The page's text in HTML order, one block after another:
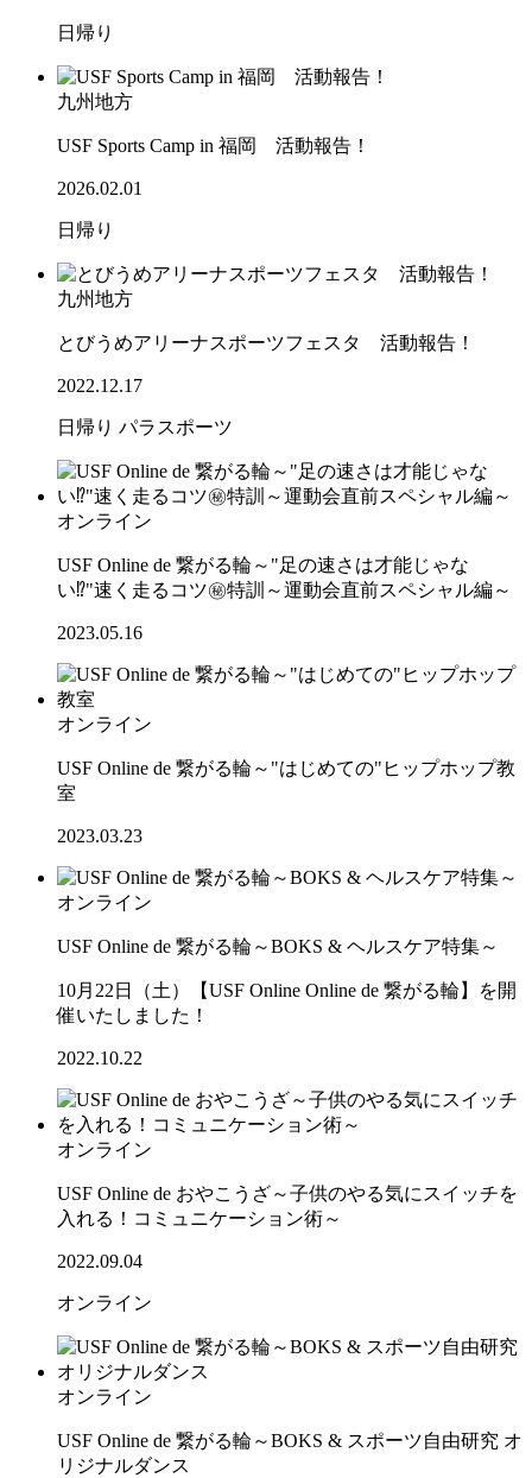
日帰り
九州地方
USF Sports Camp in 福岡 活動報告！
2026.02.01
日帰り
九州地方
とびうめアリーナスポーツフェスタ 活動報告！
2022.12.17
日帰り パラスポーツ
オンライン
USF Online de 繋がる輪～"足の速さは才能じゃな
い⁉"速く走るコツ㊙特訓～運動会直前スペシャル編～
2023.05.16
オンライン
USF Online de 繋がる輪～"はじめての"ヒップホップ教
室
2023.03.23
オンライン
USF Online de 繋がる輪～BOKS & ヘルスケア特集～
10月22日（土）【USF Online Online de 繋がる輪】を開
催いたしました！
2022.10.22
オンライン
USF Online de おやこうざ～子供のやる気にスイッチを
入れる！コミュニケーション術～
2022.09.04
オンライン
オンライン
USF Online de 繋がる輪～BOKS & スポーツ自由研究 オ
リジナルダンス